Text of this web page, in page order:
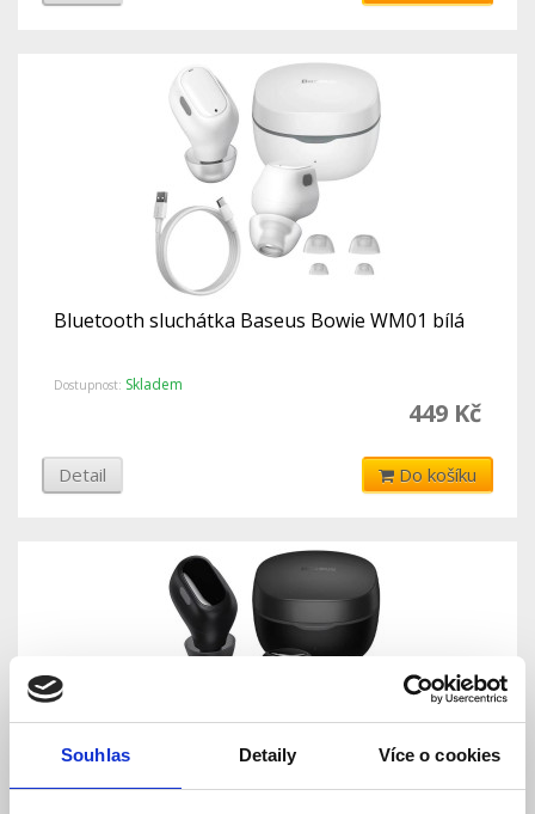
Souhlas Detaily Více o cookies
Bluetooth sluchátka Baseus Bowie WM01 bílá
Dostupnost: Skladem
449 Kč
Detail Do košíku